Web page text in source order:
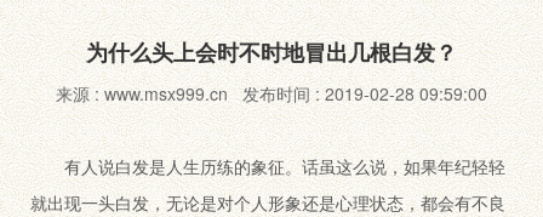
为什么头上会时不时地冒出几根白发？
来源 : www.msx999.cn 发布时间 : 2019-02-28 09:59:00
有人说白发是人生历练的象征。话虽这么说，如果年纪轻轻
就出现一头白发，无论是对个人形象还是心理状态，都会有不良